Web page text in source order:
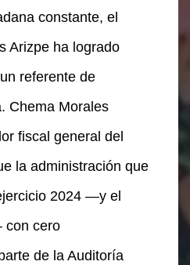
constante, el
Arizpe ha logrado
referente de
Chema Morales
fiscal general del
la administración que
2024 —y el
con cero
de la Auditoría